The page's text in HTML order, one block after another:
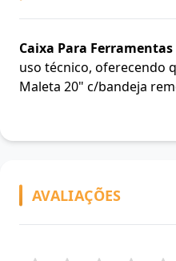
Caixa Para Ferramentas
uso técnico, oferecendo
Maleta 20" c/bandeja
AVALIAÇÕES